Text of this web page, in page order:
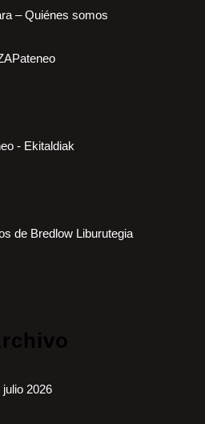
– Quiénes somos
- Ekitaldiak
de Bredlow Liburutegia
julio 2026